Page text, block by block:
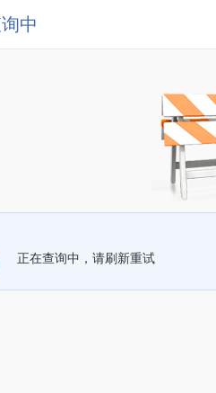
中
正在查询中，请刷新重试